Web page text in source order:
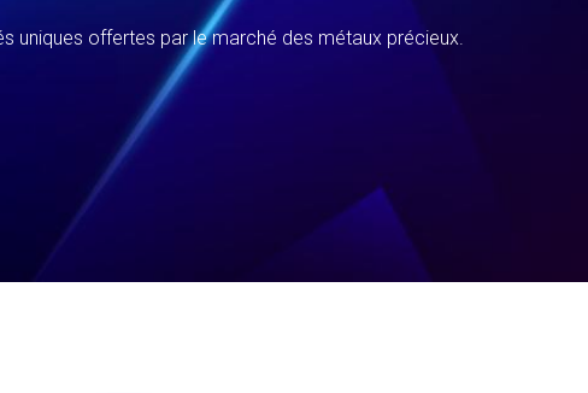
uniques offertes par le marché des métaux précieux.